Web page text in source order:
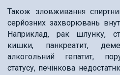
Також зловживання
серйозних захворювань
Наприклад, рак шлунку,
кишки, панкреатит,
алкогольний гепатит,
статусу, печінкова